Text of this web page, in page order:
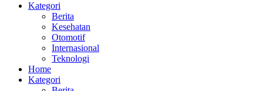
Kategori
Berita
Kesehatan
Otomotif
Internasional
Teknologi
Home
Kategori